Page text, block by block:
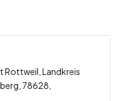
Rottweil, Landkreis
78628,